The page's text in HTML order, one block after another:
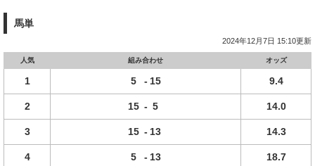
馬単
2024年12月7日 15:10更新
人気 組み合わせ オッズ
1 5 - 15 9.4
2 15 - 5 14.0
3 15 - 13 14.3
4 5 - 13 18.7